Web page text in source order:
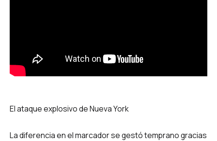
El ataque explosivo de Nueva York
La diferencia en el marcador se gestó temprano gracias